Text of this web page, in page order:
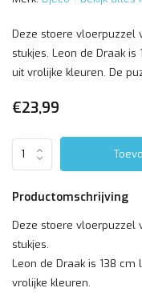
Deze stoere vloerpuzzel
stukjes. Leon de Draak
uit vrolijke kleuren. De
€23,99
Productomschrijving
Deze stoere vloerpuzzel
stukjes.
Leon de Draak is 138
vrolijke kleuren.